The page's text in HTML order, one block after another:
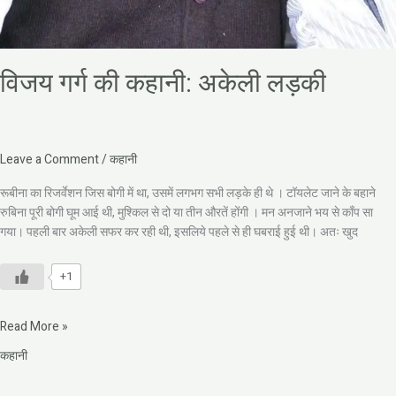
विजय गर्ग की कहानी: अकेली लड़की
Leave a Comment/कहानी
रूबीना का रिजर्वेशन जिस बोगी में था, उसमें लगभग सभी लड़के ही थे । टॉयलेट जाने के बहाने
रुबिना पूरी बोगी घूम आई थी, मुश्किल से दो या तीन औरतें होंगी । मन अनजाने भय से काँप सा
गया। पहली बार अकेली सफर कर रही थी, इसलिये पहले से ही घबराई हुई थी। अतः खुद
+1
Read More »
कहानी